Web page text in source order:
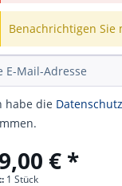
Benachrichtigen
habe die
€ *
1 Stück